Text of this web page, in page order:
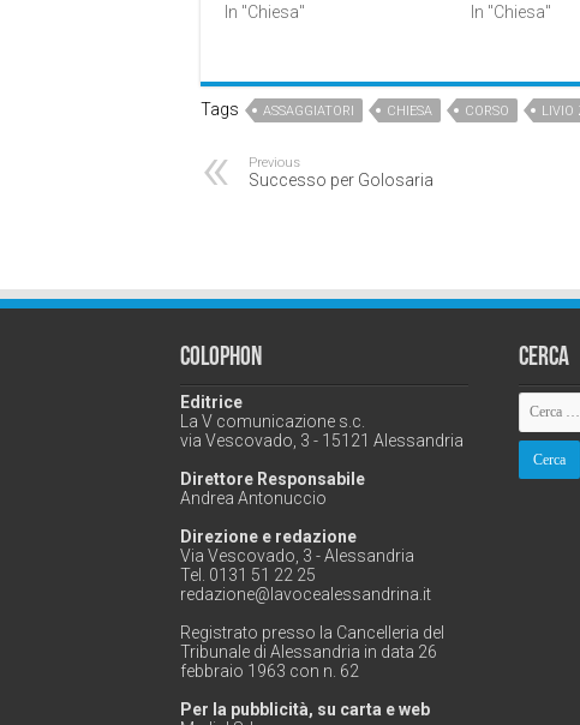
In "Chiesa"
In "Chiesa"
Tags ASSAGGIATORI CHIESA CORSO LIVIO
Previous
Successo per Golosaria
Colophon
Editrice
La V comunicazione s.c.
via Vescovado, 3 - 15121 Alessandria
Direttore Responsabile
Andrea Antonuccio
Direzione e redazione
Via Vescovado, 3 - Alessandria
Tel. 0131 51 22 25
redazione@lavocealessandrina.it
Registrato presso la Cancelleria del
Tribunale di Alessandria in data 26
febbraio 1963 con n. 62
Per la pubblicità, su carta e web
Cerca